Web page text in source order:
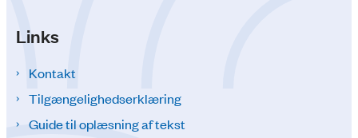
Links
Kontakt
Tilgængelighedserklæring
Guide til oplæsning af tekst